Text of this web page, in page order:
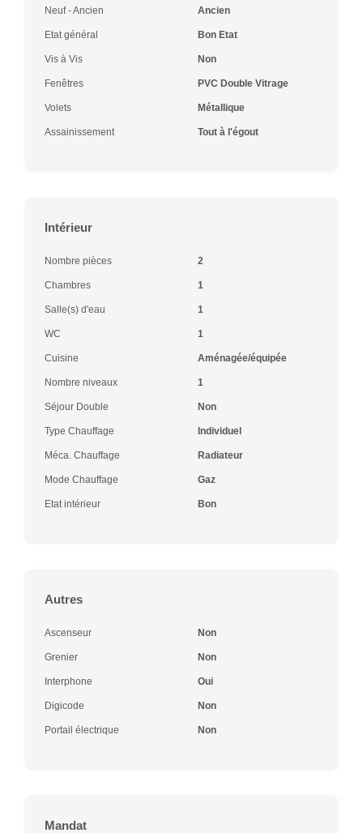
Neuf - Ancien Ancien
Etat général Bon Etat
Vis à Vis Non
Fenêtres PVC Double Vitrage
Volets Métallique
Assainissement Tout à l'égout
Intérieur
Nombre pièces 2
Chambres 1
Salle(s) d'eau 1
WC 1
Cuisine Aménagée/équipée
Nombre niveaux 1
Séjour Double Non
Type Chauffage Individuel
Méca. Chauffage Radiateur
Mode Chauffage Gaz
Etat intérieur Bon
Autres
Ascenseur Non
Grenier Non
Interphone Oui
Digicode Non
Portail électrique Non
Mandat